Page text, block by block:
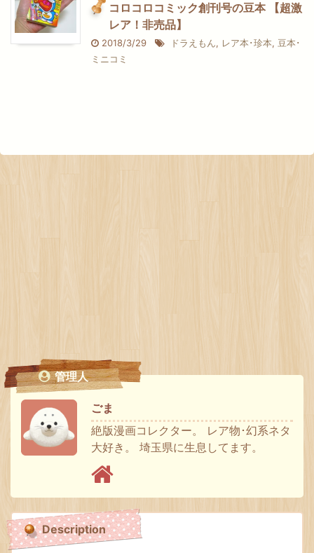
コロコロコミック創刊号の豆本 【超激
レア！非売品】
2018/3/29 ドラえもん, レア本･珍本, 豆本･
ミニコミ
管理人
ごま
絶版漫画コレクター。 レア物･幻系ネタ
大好き。 埼玉県に生息してます。
Description